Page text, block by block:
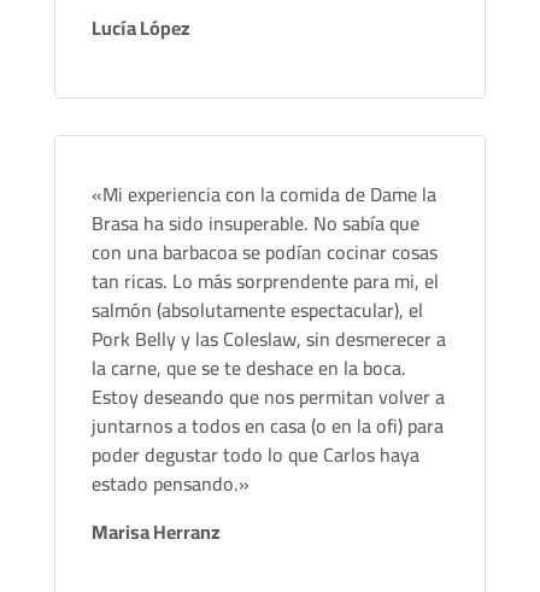
Lucía López
«Mi experiencia con la comida de Dame la
Brasa ha sido insuperable. No sabía que
con una barbacoa se podían cocinar cosas
tan ricas. Lo más sorprendente para mi, el
salmón (absolutamente espectacular), el
Pork Belly y las Coleslaw, sin desmerecer a
la carne, que se te deshace en la boca.
Estoy deseando que nos permitan volver a
juntarnos a todos en casa (o en la ofi) para
poder degustar todo lo que Carlos haya
estado pensando.»
Marisa Herranz